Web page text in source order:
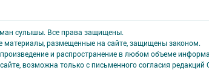
сулышы. Все права защищены.
размещенные на сайте, защищены законом.
и распространение в любом объеме
возможна только с письменного согласия